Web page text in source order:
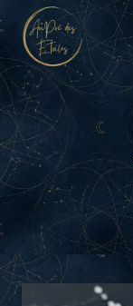
Aller
au
contenu